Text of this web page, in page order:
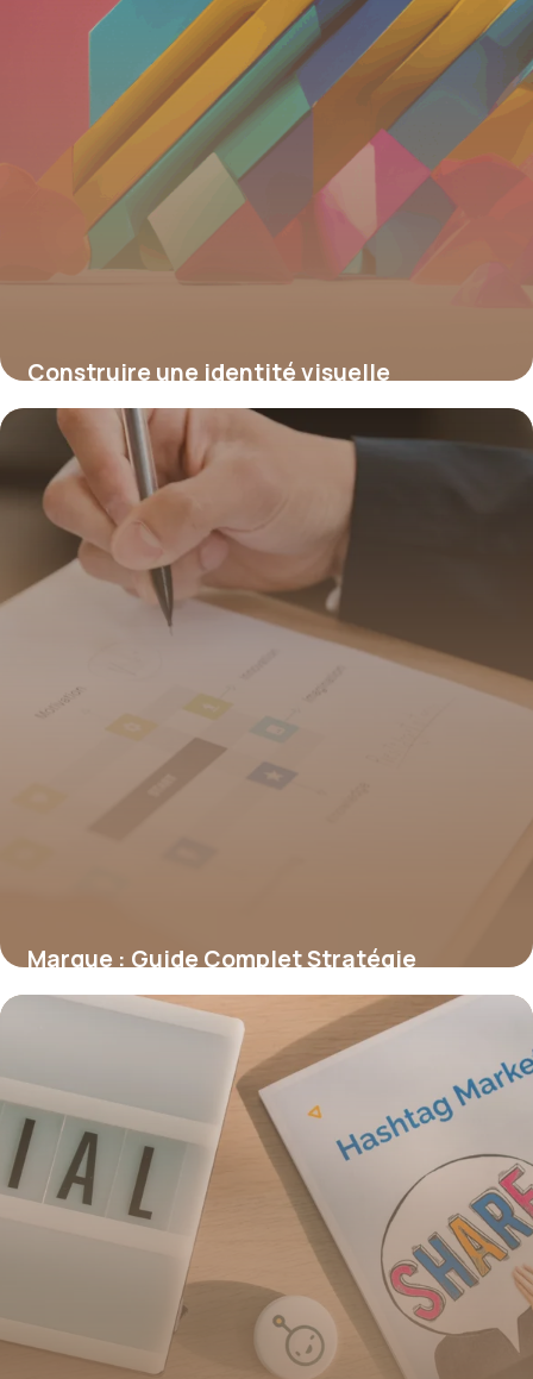
Construire une identité visuelle
impactante grâce à un logo distinctif
15 juin 2026
Marque : Guide Complet Stratégie
Branding 2026